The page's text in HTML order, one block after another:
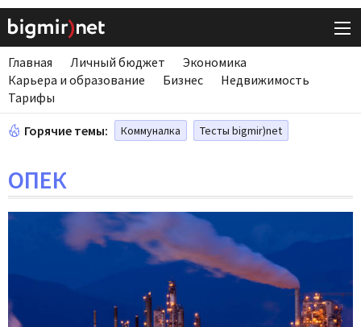
Главная Личный бюджет
Экономика
Карьера и образование
Бизнес
Недвижимость
Тарифы
Горячие темы: Коммуналка Тесты bigmir)net
ОПЕК